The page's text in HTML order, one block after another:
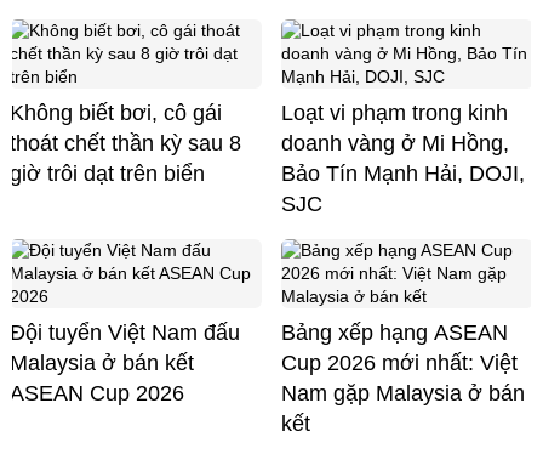
Không biết bơi, cô gái
thoát chết thần kỳ sau 8
giờ trôi dạt trên biển
Loạt vi phạm trong kinh
doanh vàng ở Mi Hồng,
Bảo Tín Mạnh Hải, DOJI,
SJC
Đội tuyển Việt Nam đấu
Malaysia ở bán kết
ASEAN Cup 2026
Bảng xếp hạng ASEAN
Cup 2026 mới nhất: Việt
Nam gặp Malaysia ở bán
kết